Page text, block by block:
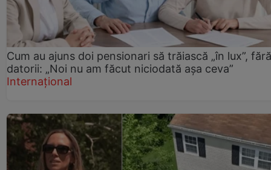
Cum au ajuns doi pensionari să trăiască „în lux”, fără
datorii: „Noi nu am făcut niciodată așa ceva”
Internațional